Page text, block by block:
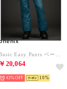
￥20,064
43% 10